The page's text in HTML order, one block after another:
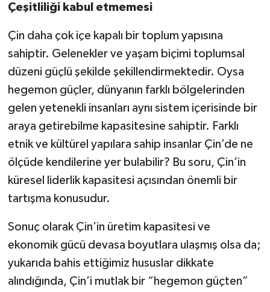
Çeşitliliği kabul etmemesi
Çin daha çok içe kapalı bir toplum yapısına
sahiptir. Gelenekler ve yaşam biçimi toplumsal
düzeni güçlü şekilde şekillendirmektedir. Oysa
hegemon güçler, dünyanın farklı bölgelerinden
gelen yetenekli insanları aynı sistem içerisinde bir
araya getirebilme kapasitesine sahiptir. Farklı
etnik ve kültürel yapılara sahip insanlar Çin’de ne
ölçüde kendilerine yer bulabilir? Bu soru, Çin’in
küresel liderlik kapasitesi açısından önemli bir
tartışma konusudur.
Sonuç olarak Çin’in üretim kapasitesi ve
ekonomik gücü devasa boyutlara ulaşmış olsa da;
yukarıda bahis ettiğimiz hususlar dikkate
alındığında, Çin’i mutlak bir “hegemon güçten”